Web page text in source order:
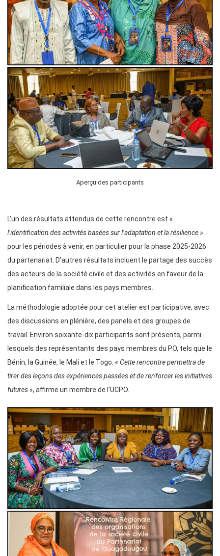
Aperçu des participants
L’un des résultats attendus de cette rencontre est «
l’identification des activités basées sur l’adaptation et la résilience »
pour les périodes à venir, en particulier pour la phase 2025-2026
du partenariat. D’autres résultats incluent le partage des succès
des acteurs de la société civile et des activités en faveur de la
planification familiale dans les pays membres.
La méthodologie adoptée pour cet atelier est participative, avec
des discussions en plénière, des panels et des groupes de
travail. Environ soixante-dix participants sont présents, parmi
lesquels des représentants des pays membres du PO, tels que le
Bénin, la Guinée, le Mali et le Togo. « Cette rencontre permettra de
tirer des leçons des expériences passées et de renforcer les initiatives
futures », affirme un membre de l’UCPO.